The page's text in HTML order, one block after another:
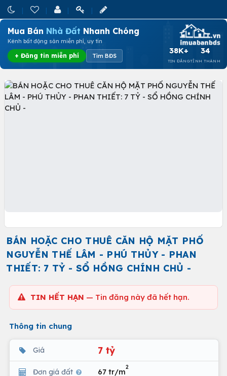
Mua Bán Nhà Đất Nhanh Chóng
Kênh bất động sản miễn phí, uy tín
+ Đăng tin miễn phí Tìm BĐS
38K+
TIN ĐĂNG
34
TỈNH THÀNH
BÁN HOẶC CHO THUÊ CĂN HỘ MẶT PHỐ
NGUYỄN THẾ LÂM - PHÚ THỦY - PHAN
THIẾT: 7 TỶ - SỔ HỒNG CHÍNH CHỦ -
TIN HẾT HẠN — Tin đăng này đã hết hạn.
Thông tin chung
Giá 7 tỷ
Đơn giá đất 67 tr/m
2